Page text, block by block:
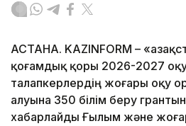
АСТАНА. KAZINFORM –
қоғамдық қоры 2026-2027
талапкерлердің жоғары оқу
алуына 350 білім беру
хабарлайды Ғылым және